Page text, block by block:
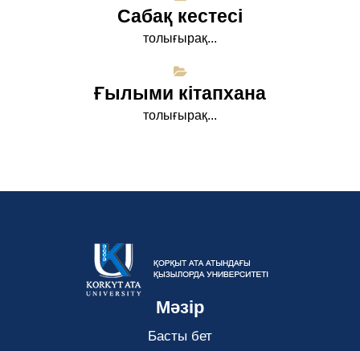
Сабақ кестесі
толығырақ...
Ғылыми кітапхана
толығырақ...
Мәзір
Басты бет